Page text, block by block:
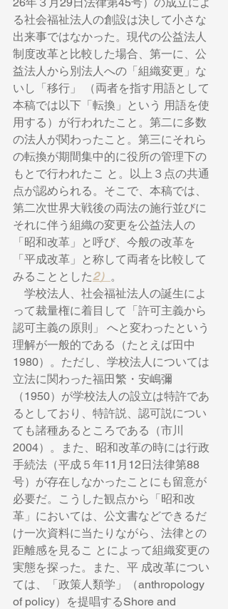
る社会福祉法人の創設は決して小さな
出来事ではなかった。現代の公益法人
制度改革と比較した場合、第一に、公
益法人から別法人への「組織変更」な
いし「移行」 （両者を指す用語として
本稿では以下「転換」という 用語を使
用する）が行われたこと。第二に多数
の法人が関わったこと。第三にそれら
の転換が期間集中的に役所の管理下の
もとで行われたこ と。以上３点の共通
点が認められる。そこで、本稿では、
第二次世界大戦後の両法の施行並びに
それに伴う組織の変更を公益法人の
「昭和改革」と呼び、今般の改革を
「平成改革」と称して両者を比較して
みることとした2） 。
学校法人、社会福祉法人の誕生によ
って裁量権に着目して「許可主義から
認可主義の原則」 へと変わったという
理解が一般的である（たとえば田中
1980）。ただし、学校法人については
立法に関わった福田繁・安嶋彌
（1950）が学校法人の設立は特許であ
るとしており、特許説、認可説につい
ても諸種あるところである（市川
2004）。また、昭和改革の時には行政
手続法（平成５年11月12日法律第88
号）が存在しなかったことにも留意が
必要だ。こうした観点から「昭和改
革」においては、公文書などできるだ
け一次資料に当たりながら、法律との
距離感を見るこ とによって組織変更の
実態を探った。また、平 成改革につい
ては、「政策人類学」（anthropology
of policy）を提唱するShore and